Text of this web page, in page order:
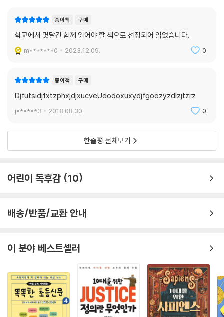
의 철저한 감수 끝에 『내가 원래 뭐였는지 알아?』는 출간되었습니다. 이야
화가는 이야기의 흐름에 따라 때로는 흥미진진한 장면 묘사를 하고 때로는
세밀한 정보 그림을 그려, 개성 넘치면서도 옛사람들의 생활상을 정확하게
깨비와 정 서생 및 세 딸의 캐릭터는 친근하면서도 재미있습니다. 정감 넘
더합니다.
본문 2, 3, 4장의 끝에는 ‘옛사람들의 옷 입기를 완성하는 쓰개’ ‘이곳저곳
쓰임새가 다양한 가구 장’ ‘이것저것 만듦새가 다양한 음식 그릇들’이라는
한 유물 사진과 함께 보강하였습니다. 또한 부록 ‘못 다한 이야기’에서는 단
원 김홍도의 「논갈이」, 기산 김준근의 풍속화 등 옛 그림을 통해 옛날 농기
볼 만한 박물관을 소개하여 어린이들이 우리 전통문화에 대한 관심을 이어
나갈 수 있도록 했습니다.
창비 ‘좋은 어린이책’ 원고 공모 소개
창비가 주최하는 ‘좋은 어린이책’ 원고 공모는 좋은 어린이책을 쓰고 출판
하는 풍토를 가꾸고 어린이책 작가들의 창작 의욕을 북돋우기 위해 마련되
었습니다. 지난 십여 년 간 국내 우수 저자를 발굴하고 한 권 한 권 정성 들
인 책을 선보여 각계 권장도서로 선정되는 등 독자들의 사랑을 꾸준히 받
아 온 창비의 자랑이기도 합니다. 그동안 창비는 ‘좋은 어린이책’ 원고 공모
종이책 구매
학교에서 몇달간 함께 읽어야 할 책으로 선정되어 읽었습니다.
m*******0 2023.12.09. 0
종이책 구매
DjfutsidjfxtzphxjdjxucveUdodoxuxydjfgoozyzdlzjtzrz
j******3 2018.08.30. 0
한줄평 전체보기
어린이 독후감 10
배송/반품/교환 안내
이 분야 베스트셀러